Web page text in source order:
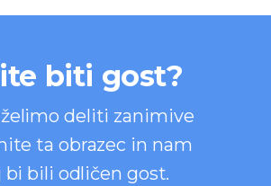
biti gost?
deliti zanimive
ta obrazec in nam
bi bili odličen gost.